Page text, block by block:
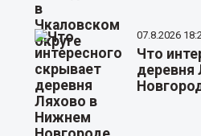
07.8.2026
Что
деревня